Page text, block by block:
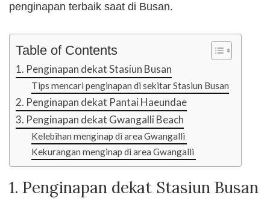
penginapan terbaik saat di Busan.
Table of Contents
1. Penginapan dekat Stasiun Busan
Tips mencari penginapan di sekitar Stasiun Busan
2. Penginapan dekat Pantai Haeundae
3. Penginapan dekat Gwangalli Beach
Kelebihan menginap di area Gwangalli
Kekurangan menginap di area Gwangalli
1. Penginapan dekat Stasiun Busan